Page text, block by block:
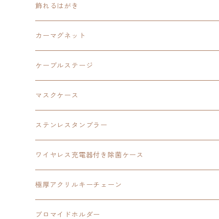
ダブルアクリルキーチェーン
カードサイズスピーカー
イースⅩ
東亰ザナドゥeX+
極厚アクリルキーチェーン
オーロラアクリルスタンド
イースvs空の軌跡
軌跡シリーズ20周年
界の軌跡
アクリルマグネット
ヘッドホンスタンド
空の軌跡1st
イース
亰都ザナドゥ
黎の軌跡Ⅱ
空の軌跡1st
界の軌跡
ウルトラマン
タツノコプロ
ドラえもん
創の軌跡
黎の軌跡
黎の軌跡Ⅱ
界の軌跡
碧の軌跡：改
創の軌跡
閃の軌跡
閃の軌跡Ⅳ
零の軌跡：改
碧の軌跡：改
創の軌跡
40周年記念
置くだけスピーカー
碧の軌跡：改
創の軌跡
バイブレーションスピーカー
軌跡シリーズ15周年
創の軌跡
飾れるはがき
閃の軌跡Ⅳ
イースⅨ
創の軌跡
カーマグネット
軌跡シリーズ
ケーブルステージ
閃の軌跡Ⅲ
創の軌跡
マスクケース
創の軌跡
ステンレスタンブラー
ワイヤレス充電器付き除菌ケース
創の軌跡
イース
極厚アクリルキーチェーン
日本ファルコム40周年記念イラスト
ブロマイドホルダー